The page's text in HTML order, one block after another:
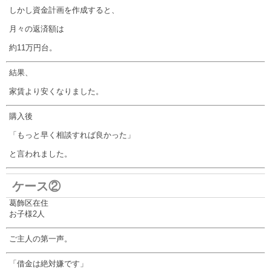
しかし資金計画を作成すると、
月々の返済額は
約11万円台。
結果、
家賃より安くなりました。
購入後
「もっと早く相談すれば良かった」
と言われました。
ケース②
葛飾区在住
お子様2人
ご主人の第一声。
「借金は絶対嫌です」